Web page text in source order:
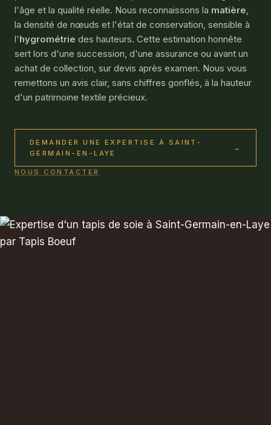
l'âge et la qualité réelle. Nous reconnaissons la matière
la densité de nœuds et l'état de conservation, sensible à
l'hygrométrie des hauteurs. Cette estimation honnête
sert lors d'une succession, d'une assurance ou avant un
achat de collection, sur devis après examen. Nous vous
remettons un avis clair, sans chiffres gonflés, à la hauteur
d'un patrimoine textile précieux.
DEMANDER UNE EXPERTISE À SAINT-
GERMAIN-EN-LAYE
→
NOUS CONTACTER